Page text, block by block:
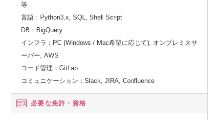
等
言語：Python3.x, SQL, Shell Script
DB：BigQuery
インフラ：PC (Windows / Mac希望に応じて), オンプレミスサ
ーバー, AWS
コード管理：GitLab
コミュニケーション：Slack, JIRA, Confluence
必要な免許・資格